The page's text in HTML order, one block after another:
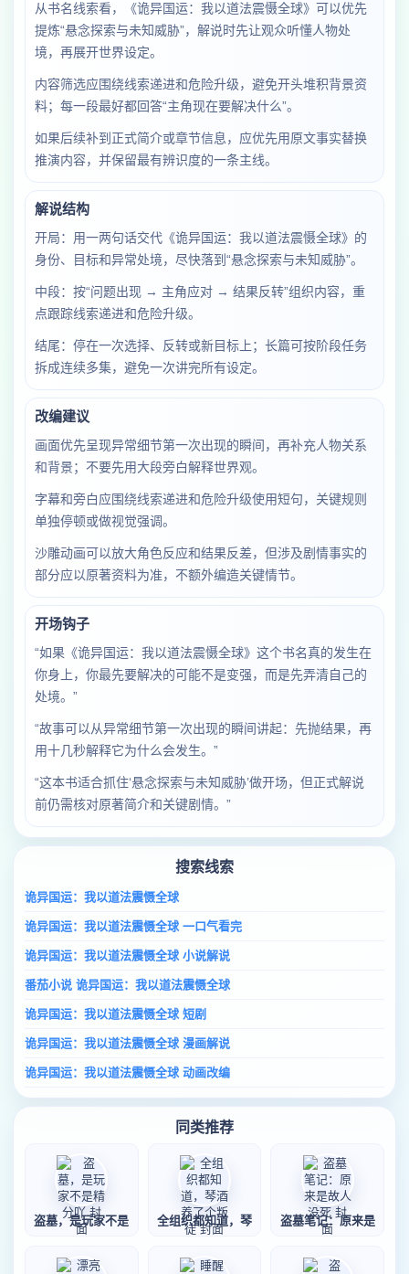
从书名线索看，《诡异国运：我以道法震慑全球》可以优先
提炼“悬念探索与未知威胁”，解说时先让观众听懂人物处
境，再展开世界设定。
内容筛选应围绕线索递进和危险升级，避免开头堆积背景资
料；每一段最好都回答“主角现在要解决什么”。
如果后续补到正式简介或章节信息，应优先用原文事实替换
推演内容，并保留最有辨识度的一条主线。
解说结构
开局：用一两句话交代《诡异国运：我以道法震慑全球》的
身份、目标和异常处境，尽快落到“悬念探索与未知威胁”。
中段：按“问题出现 → 主角应对 → 结果反转”组织内容，重
点跟踪线索递进和危险升级。
结尾：停在一次选择、反转或新目标上；长篇可按阶段任务
拆成连续多集，避免一次讲完所有设定。
改编建议
画面优先呈现异常细节第一次出现的瞬间，再补充人物关系
和背景；不要先用大段旁白解释世界观。
字幕和旁白应围绕线索递进和危险升级使用短句，关键规则
单独停顿或做视觉强调。
沙雕动画可以放大角色反应和结果反差，但涉及剧情事实的
部分应以原著资料为准，不额外编造关键情节。
开场钩子
“如果《诡异国运：我以道法震慑全球》这个书名真的发生在
你身上，你最先要解决的可能不是变强，而是先弄清自己的
处境。”
“故事可以从异常细节第一次出现的瞬间讲起：先抛结果，再
用十几秒解释它为什么会发生。”
“这本书适合抓住‘悬念探索与未知威胁’做开场，但正式解说
前仍需核对原著简介和关键剧情。”
搜索线索
诡异国运：我以道法震慑全球
诡异国运：我以道法震慑全球 一口气看完
诡异国运：我以道法震慑全球 小说解说
番茄小说 诡异国运：我以道法震慑全球
诡异国运：我以道法震慑全球 短剧
诡异国运：我以道法震慑全球 漫画解说
诡异国运：我以道法震慑全球 动画改编
同类推荐
盗墓，是玩家不是 全组织都知道，琴 盗墓笔记：原来是